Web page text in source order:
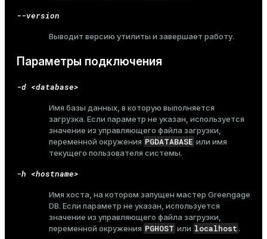
--version
Выводит версию утилиты и завершает работу.
Параметры подключения
-d <database>
Имя базы данных, в которую выполняется
загрузка. Если параметр не указан, используется
значение из управляющего файла загрузки,
переменной окружения PGDATABASE или имя
текущего пользователя системы.
-h <hostname>
Имя хоста, на котором запущен мастер Greengage
DB. Если параметр не указан, используется
значение из управляющего файла загрузки,
переменной окружения PGHOST или localhost.